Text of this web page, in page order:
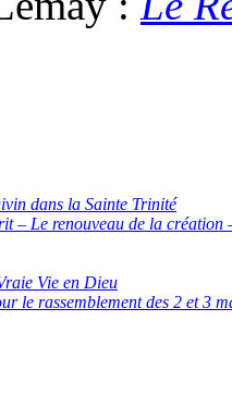
dans la Sainte Trinité
– Le renouveau de la création
Vie en Dieu
le rassemblement des 2 et 3